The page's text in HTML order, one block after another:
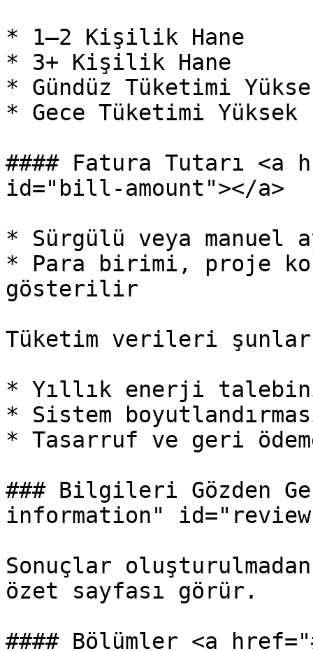
* 1–2 Kişilik Hane
* 3+ Kişilik Hane
* Gündüz Tüketimi
* Gece Tüketimi Yüksek
#### Fatura Tutarı <a
id="bill-amount"></a>
* Sürgülü veya
* Para birimi, proje
gösterilir
Tüketim verileri
* Yıllık enerji talebini
* Sistem
* Tasarruf ve geri
### Bilgileri Gözden
information"
Sonuçlar
özet sayfası görür.
#### Bölümler <a